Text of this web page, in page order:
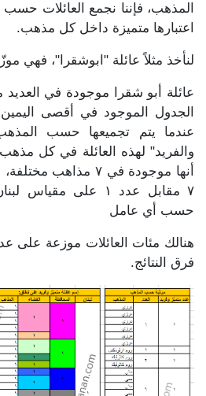
المذهب، فإننا نجمع العائلات
اعتبارها متميزة داخل كل مذهب.
لنأخذ مثلاً عائلة "ابوشقرا"، فهي
عائلة أبو شقرا موجودة في العديد
الجدول الموجود في أقصى
عندما يتم تجميعها حسب
والفريد" لهذه العائلة في كل مذهب
أنها موجودة في ٧
٧ مقابل عدد ١ على
حسب أي عامل
هنالك مئات العائلات موزعة على
فرق النتائج.